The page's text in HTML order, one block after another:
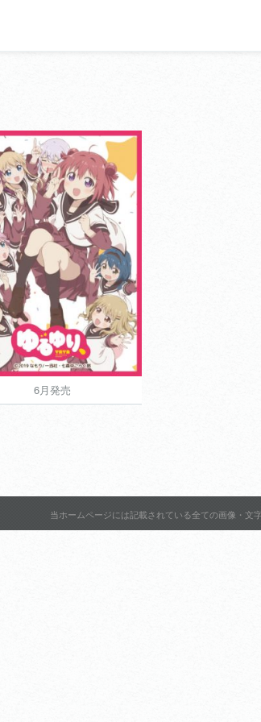
6月発売
リーブコレクションデラックス
ゆるゆり、
6月発売
当ホームページには記載されている全ての画像・文